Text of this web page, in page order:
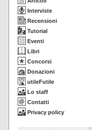
Interviste
Recensioni
Tutorial
Eventi
Libri
Concorsi
Donazioni
utileFutile
Lo staff
Contatti
Privacy policy